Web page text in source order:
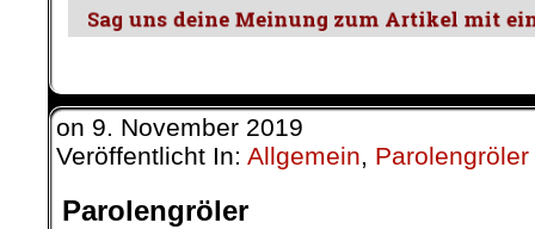
on 9. November 2019
Veröffentlicht In: Allgemein, Parolengröler
Parolengröler